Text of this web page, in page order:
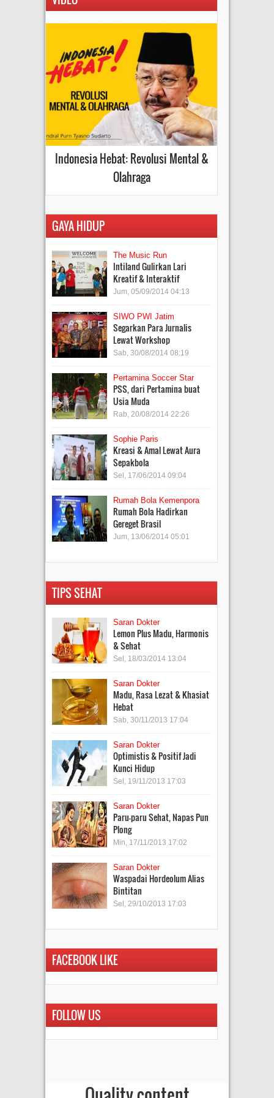
Indonesia Hebat: Revolusi Mental &
Olahraga
GAYA HIDUP
The Music Run
Intiland Gulirkan Lari
Kreatif & Interaktif
Jum, 05/09/2014 04:13
SIWO PWI Jatim
Segarkan Para Jurnalis
Lewat Workshop
Sab, 30/08/2014 08:19
Pertamina Soccer Star
PSS, dari Pertamina buat
Usia Muda
Rab, 20/08/2014 22:26
Sophie Paris
Kreasi & Amal Lewat Aura
Sepakbola
Sel, 17/06/2014 09:04
Rumah Bola Kemenpora
Rumah Bola Hadirkan
Gereget Brasil
Jum, 13/06/2014 05:01
TIPS SEHAT
Saran Dokter
Lemon Plus Madu, Harmonis
& Sehat
Sel, 18/03/2014 13:04
Saran Dokter
Madu, Rasa Lezat & Khasiat
Hebat
Sab, 30/11/2013 17:04
Saran Dokter
Optimistis & Positif Jadi
Kunci Hidup
Sel, 19/11/2013 17:03
Saran Dokter
Paru-paru Sehat, Napas Pun
Plong
Min, 17/11/2013 17:02
Saran Dokter
Waspadai Hordeolum Alias
Bintitan
Sel, 29/10/2013 17:03
FACEBOOK LIKE
FOLLOW US